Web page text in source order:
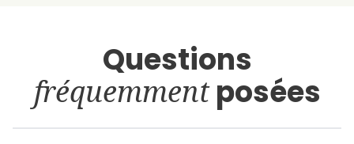
Questions
fréquemmentposées